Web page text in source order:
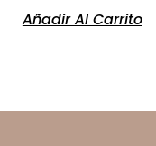
Añadir Al Carrito